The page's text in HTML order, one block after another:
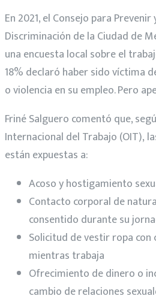
En 2021, el Consejo para
Discriminación de la Ciudad de
una encuesta local sobre el
18% declaró haber sido víctima
o violencia en su empleo. Pero
Friné Salguero comentó que,
Internacional del Trabajo (OIT),
están expuestas a:
Acoso y hostigamiento
Contacto corporal de
consentido durante su
Solicitud de vestir ropa con
mientras trabaja
Ofrecimiento de dinero o
cambio de relaciones